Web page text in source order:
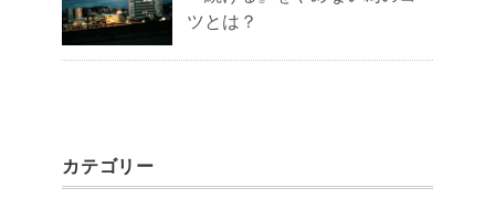
ツとは？
カテゴリー